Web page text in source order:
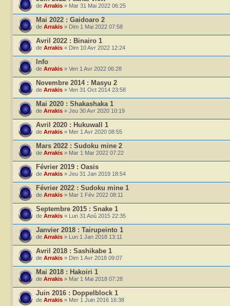
de Arrakis » Mar 31 Mai 2022 06:25
Mai 2022 : Gaidoaro 2
de Arrakis » Dim 1 Mai 2022 07:58
Avril 2022 : Binairo 1
de Arrakis » Dim 10 Avr 2022 12:24
Info
de Arrakis » Ven 1 Avr 2022 06:28
Novembre 2014 : Masyu 2
de Arrakis » Ven 31 Oct 2014 23:58
Mai 2020 : Shakashaka 1
de Arrakis » Jeu 30 Avr 2020 10:19
Avril 2020 : Hukuwall 1
de Arrakis » Mer 1 Avr 2020 08:55
Mars 2022 : Sudoku mine 2
de Arrakis » Mar 1 Mar 2022 07:22
Février 2019 : Oasis
de Arrakis » Jeu 31 Jan 2019 18:54
Février 2022 : Sudoku mine 1
de Arrakis » Mar 1 Fév 2022 08:11
Septembre 2015 : Snake 1
de Arrakis » Lun 31 Aoû 2015 22:35
Janvier 2018 : Tairupeinto 1
de Arrakis » Lun 1 Jan 2018 13:11
Avril 2018 : Sashikabe 1
de Arrakis » Dim 1 Avr 2018 09:07
Mai 2018 : Hakoiri 1
de Arrakis » Mar 1 Mai 2018 07:28
Juin 2016 : Doppelblock 1
de Arrakis » Mer 1 Juin 2016 16:38